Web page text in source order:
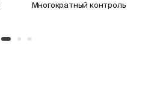
Многократный контроль